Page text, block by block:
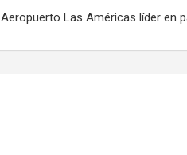
Aeropuerto Las Américas líder en